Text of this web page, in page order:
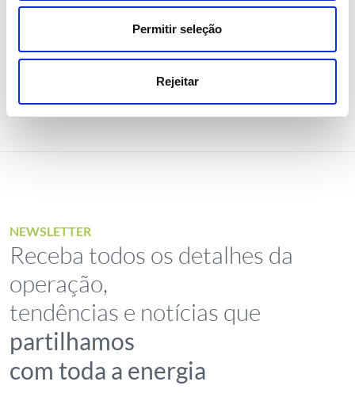
Permitir seleção
Rejeitar
NEWSLETTER
Receba todos os detalhes da
operação,
tendências e notícias que
partilhamos
com toda a energia